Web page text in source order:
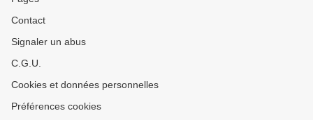
Contact
Signaler un abus
C.G.U.
Cookies et données personnelles
Préférences cookies